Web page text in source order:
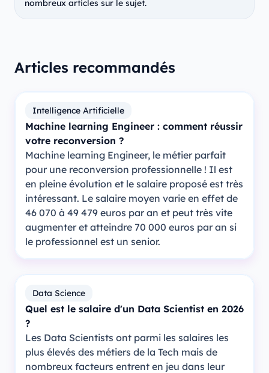
nombreux articles sur le sujet.
Articles recommandés
Intelligence Artificielle
Machine learning Engineer : comment réussir
votre reconversion ?
Machine learning Engineer, le métier parfait
pour une reconversion professionnelle ! Il est
en pleine évolution et le salaire proposé est très
intéressant. Le salaire moyen varie en effet de
46 070 à 49 479 euros par an et peut très vite
augmenter et atteindre 70 000 euros par an si
le professionnel est un senior.
Data Science
Quel est le salaire d'un Data Scientist en 2026
?
Les Data Scientists ont parmi les salaires les
plus élevés des métiers de la Tech mais de
nombreux facteurs entrent en jeu dans leur